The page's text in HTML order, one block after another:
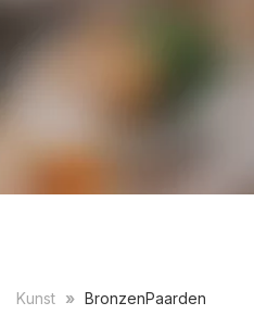
Kunst BronzenPaarden